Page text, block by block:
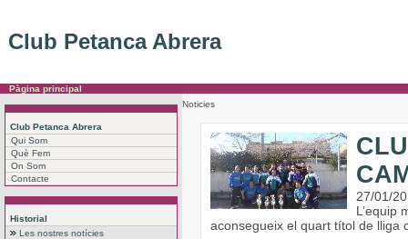
Club Petanca Abrera
Pàgina principal
Club Petanca Abrera
Qui Som
Què Fem
On Som
Contacte
Historial
Les nostres notícies
Noticies
27/01/
L’equip
aconsegueix el quart títol de lliga